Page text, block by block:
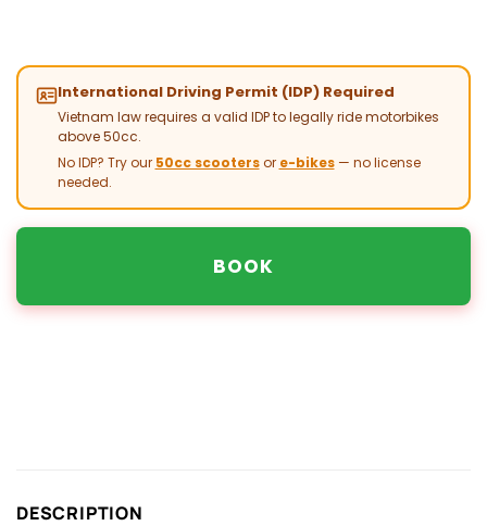
International Driving Permit (IDP) Required
Vietnam law requires a valid IDP to legally ride motorbikes
above 50cc.
No IDP? Try our 50cc scootersor e-bikes— no license
needed.
BOOK
DESCRIPTION